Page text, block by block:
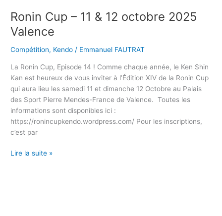
Ronin Cup – 11 & 12 octobre 2025
Valence
Compétition, Kendo / Emmanuel FAUTRAT
La Ronin Cup, Episode 14 ! Comme chaque année, le Ken Shin
Kan est heureux de vous inviter à l’Édition XIV de la Ronin Cup
qui aura lieu les samedi 11 et dimanche 12 Octobre au Palais
des Sport Pierre Mendes-France de Valence. Toutes les
informations sont disponibles ici :
https://ronincupkendo.wordpress.com/ Pour les inscriptions,
c’est par
Lire la suite »